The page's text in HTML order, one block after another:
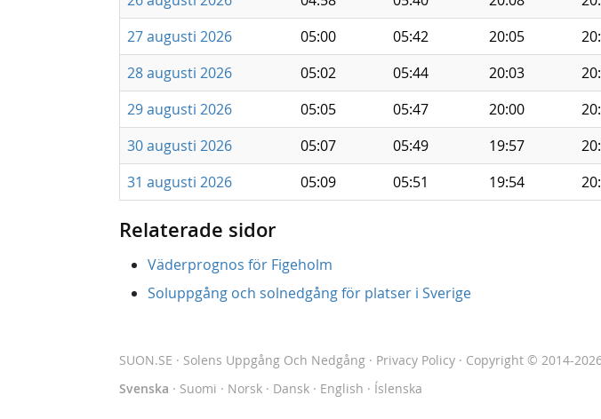
27 augusti 2026
05:00 05:42 20:05
28 augusti 2026
05:02 05:44 20:03
29 augusti 2026
05:05 05:47 20:00
30 augusti 2026
05:07 05:49 19:57
31 augusti 2026
05:09 05:51 19:54
Relaterade sidor
Väderprognos för Figeholm
Soluppgång och solnedgång för platser i Sverige
SUON.SE · Solens Uppgång Och Nedgång · Privacy Policy · Copyright © 2014-
Svenska · Suomi · Norsk · Dansk · English · Íslenska